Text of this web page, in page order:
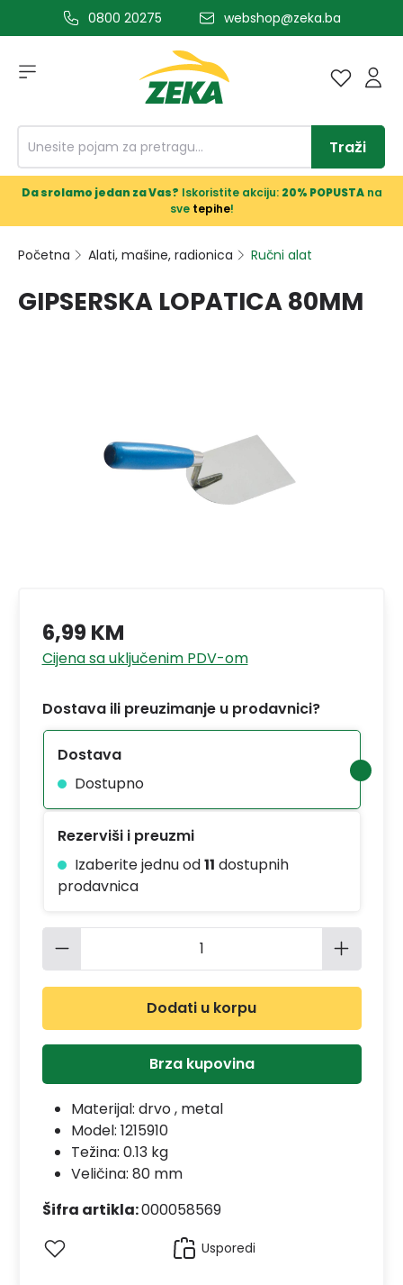
glavni sadržaj0800 20275 webshop@zeka.ba
Traži
Da srolamo jedan za Vas? Iskoristite akciju: 20% POPUSTAna
sve tepihe!
Početna Alati, mašine, radionica Ručni alat
GIPSERSKA LOPATICA 80MM
6,99 KM
Cijena sa uključenim PDV-om
Dostava ili preuzimanje u prodavnici?
Dostava
Dostupno
Rezerviši i preuzmi
Izaberite jednu od11 dostupnih
prodavnica
Količina proizvoda: Unesite
Dodati u korpu
Brza kupovina
Materijal: drvo , metal
Model: 1215910
Težina: 0.13 kg
Veličina: 80 mm
Šifra artikla:000058569
Usporedi